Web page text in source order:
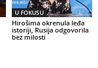
U FOKUSU
Hirošima okrenula leđa
istoriji, Rusija odgovorila
bez milosti